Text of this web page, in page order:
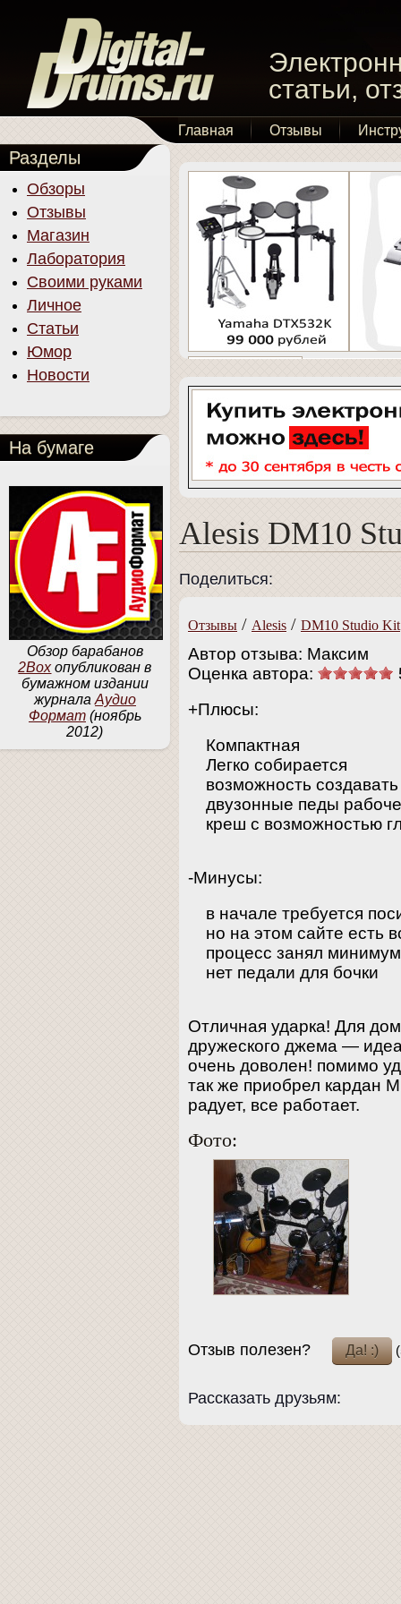
статьи,
Главная Отзывы
Alesis DM10
Поделиться:
Отзывы / Alesis / DM10 Studio Kit
Автор отзыва: Максим
Оценка автора:
+Плюсы:
Компактная
Легко собирается
возможность
двузонные педы
креш с возможностью
-Минусы:
в начале требуется
но на этом сайте есть
процесс занял
нет педали для бочки
Отличная ударка! Для
дружеского джема —
очень доволен! помимо
так же приобрел кардан
радует, все работает.
Фото:
Отзыв полезен? (
Рассказать друзьям:
Разделы
Обзоры
Отзывы
Магазин
Лаборатория
Своими руками
Личное
Статьи
Юмор
Новости
На бумаге
Обзор барабанов
2Boxопубликован в
бумажном издании
журнала Аудио
Формат (ноябрь
2012)